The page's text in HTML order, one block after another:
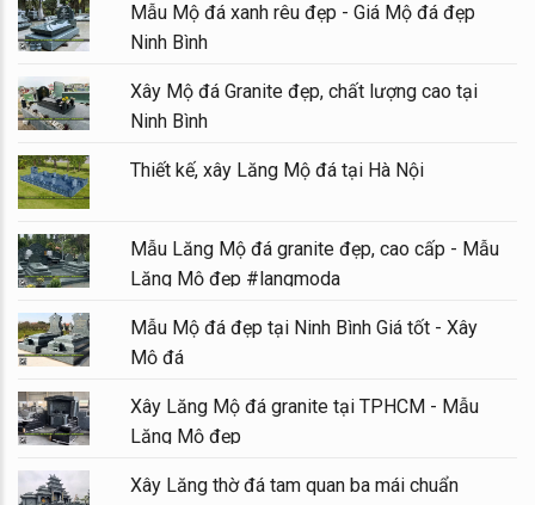
Mẫu Mộ đá xanh rêu đẹp - Giá Mộ đá đẹp
Ninh Bình
Xây Mộ đá Granite đẹp, chất lượng cao tại
Ninh Bình
Thiết kế, xây Lăng Mộ đá tại Hà Nội
Mẫu Lăng Mộ đá granite đẹp, cao cấp - Mẫu
Lăng Mộ đẹp #langmoda
Mẫu Mộ đá đẹp tại Ninh Bình Giá tốt - Xây
Mộ đá
Xây Lăng Mộ đá granite tại TPHCM - Mẫu
Lăng Mộ đẹp
Xây Lăng thờ đá tam quan ba mái chuẩn